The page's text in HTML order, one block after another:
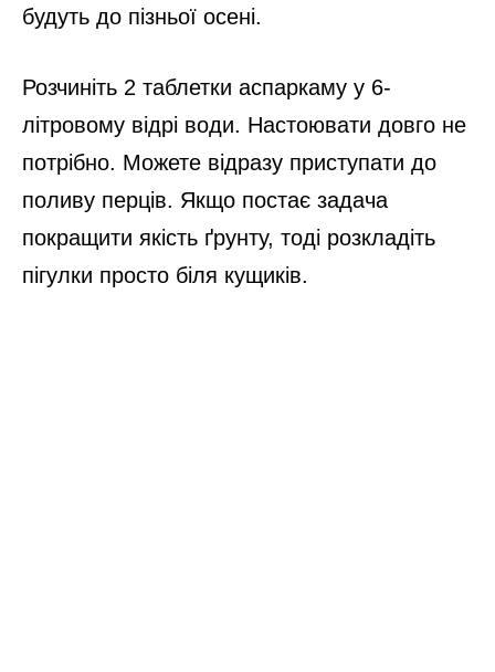
будуть до пізньої осені.
Розчиніть 2 таблетки аспаркаму у 6-
літровому відрі води. Настоювати довго не
потрібно. Можете відразу приступати до
поливу перців. Якщо постає задача
покращити якість ґрунту, тоді розкладіть
пігулки просто біля кущиків.